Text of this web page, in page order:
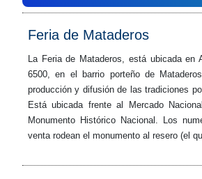
Feria de Mataderos
La Feria de Mataderos, está ubicada en
6500, en el barrio porteño de
producción y difusión de las tradiciones
Está ubicada frente al Mercado
Monumento Histórico Nacional. Los
venta rodean el monumento al resero (el